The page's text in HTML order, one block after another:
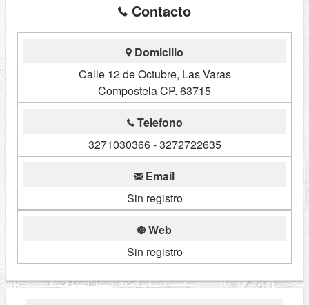
Contacto
Domicilio
Calle 12 de Octubre, Las Varas
Compostela CP. 63715
Telefono
3271030366 - 3272722635
Email
Sin registro
Web
Sin registro